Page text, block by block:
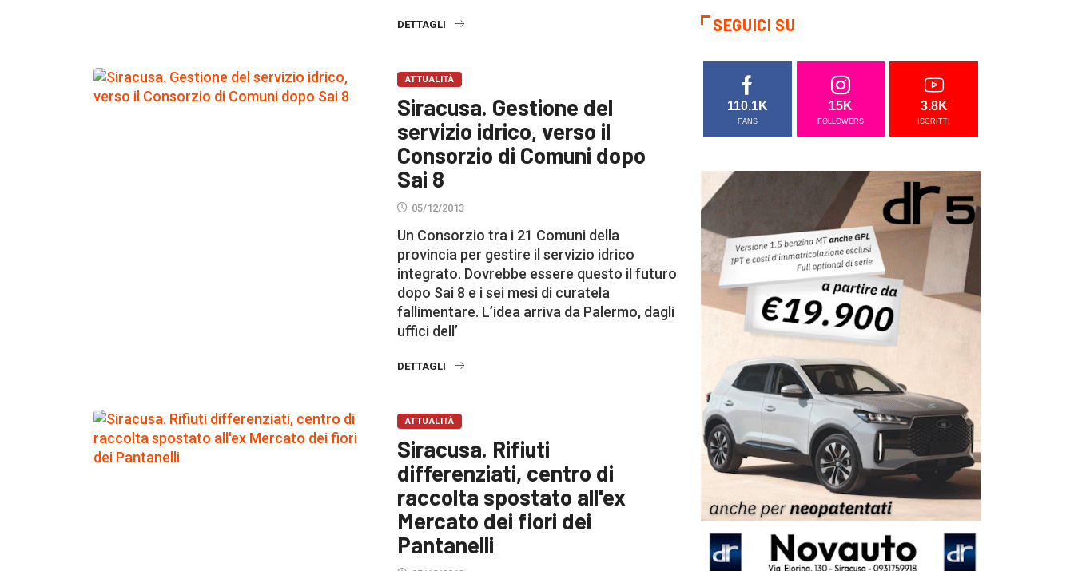
DETTAGLI
ATTUALITÀ
Siracusa. Gestione del
servizio idrico, verso il
Consorzio di Comuni dopo
Sai 8
05/12/2013
Un Consorzio tra i 21 Comuni della
provincia per gestire il servizio idrico
integrato. Dovrebbe essere questo il futuro
dopo Sai 8 e i sei mesi di curatela
fallimentare. L’idea arriva da Palermo, dagli
uffici dell’
DETTAGLI
ATTUALITÀ
Siracusa. Rifiuti
differenziati, centro di
raccolta spostato all'ex
Mercato dei fiori dei
Pantanelli
SEGUICI SU
110.1K
FANS
15K
FOLLOWERS
3.8K
ISCRITTI